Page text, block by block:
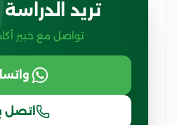
تريد الدراسة
تواصل مع خبير
اتصل